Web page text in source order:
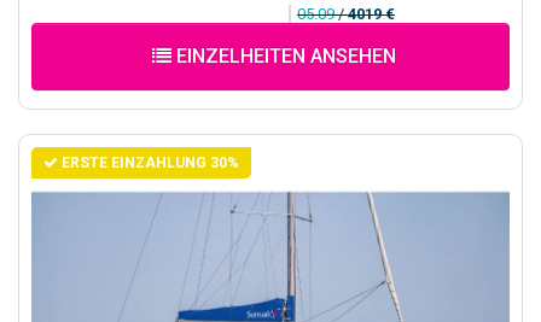
05.09/4019 €
EINZELHEITEN ANSEHEN
ERSTE EINZAHLUNG 30%